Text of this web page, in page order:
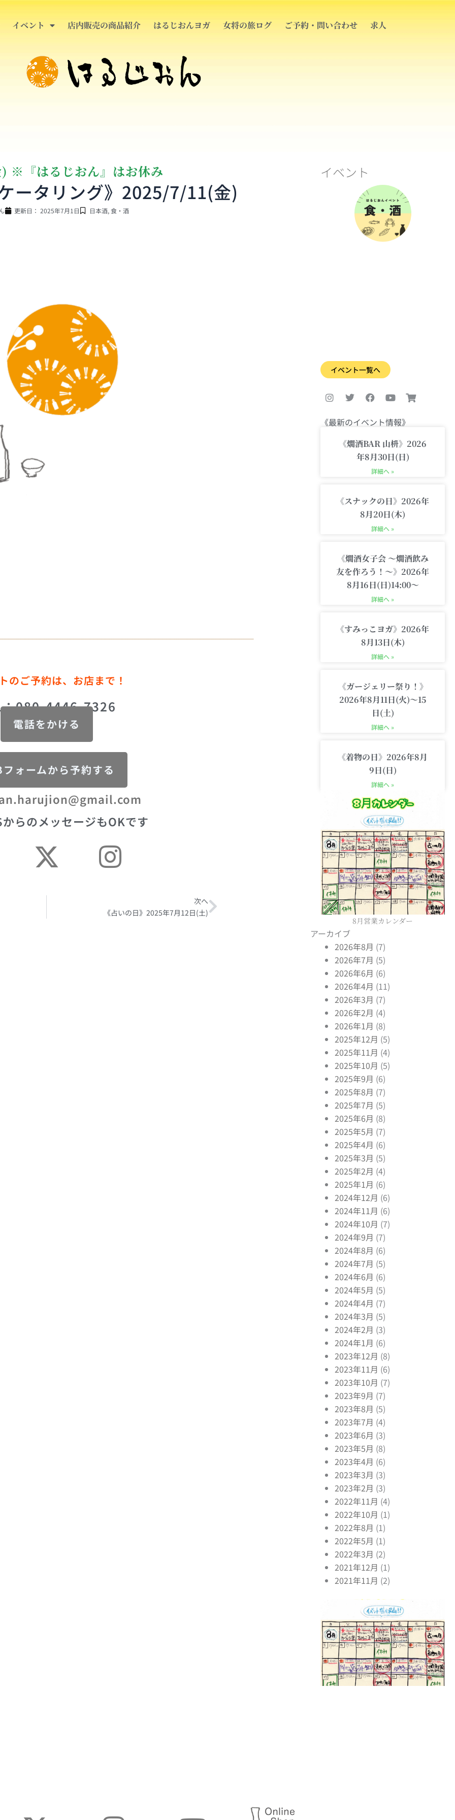
イベント 店内販売の商品紹介 はるじおんヨガ 女将の旅ログ ご予約・問い合わせ 求人
※『はるじおん』はお休み
ータリング》2025/7/11(金)
更新日： 2025年7月1日 日本酒,食・酒
のご予約は、お店まで！
080-4446-7326
電話をかける
フォームから予約する
らのメッセージもOKです
次へ
《占いの日》2025年7月12日(土)Next
イベント
イベント一覧へ
I
n
s
a
g
T
w
i
t
e
r
F
a
c
b
o
k
o
u
u
b
e
h
o
g
《最新のイベント情報》
《燗酒BAR 山枡》2026
年8月30日(日)
詳細へ »
《スナックの日》2026年
8月20日(木)
詳細へ »
《燗酒女子会 〜燗酒飲み
友を作ろう！〜》2026年
8月16日(日)14:00〜
詳細へ »
《すみっこヨガ》2026年
8月13日(木)
詳細へ »
《ガージェリー祭り！》
2026年8月11日(火)〜15
日(土)
詳細へ »
《着物の日》2026年8月
9日(日)
詳細へ »
8月営業カレンダー
アーカイブ
2026年8月 (7)
2026年7月 (5)
2026年6月 (6)
2026年4月 (11)
2026年3月 (7)
2026年2月 (4)
2026年1月 (8)
2025年12月 (5)
2025年11月 (4)
2025年10月 (5)
2025年9月 (6)
2025年8月 (7)
2025年7月 (5)
2025年6月 (8)
2025年5月 (7)
2025年4月 (6)
2025年3月 (5)
2025年2月 (4)
2025年1月 (6)
2024年12月 (6)
2024年11月 (6)
2024年10月 (7)
2024年9月 (7)
2024年8月 (6)
2024年7月 (5)
2024年6月 (6)
2024年5月 (5)
2024年4月 (7)
2024年3月 (5)
2024年2月 (3)
2024年1月 (6)
2023年12月 (8)
2023年11月 (6)
2023年10月 (7)
2023年9月 (7)
2023年8月 (5)
2023年7月 (4)
2023年6月 (3)
2023年5月 (8)
2023年4月 (6)
2023年3月 (3)
2023年2月 (3)
2022年11月 (4)
2022年10月 (1)
2022年8月 (1)
2022年5月 (1)
2022年3月 (2)
2021年12月 (1)
2021年11月 (2)